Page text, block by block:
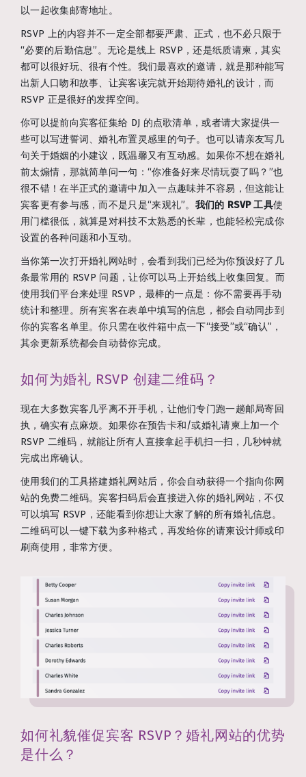
以一起收集邮寄地址。
RSVP 上的内容并不一定全部都要严肃、正式，也不必只限于
“必要的后勤信息”。无论是线上 RSVP，还是纸质请柬，其实
都可以很好玩、很有个性。我们最喜欢的邀请，就是那种能写
出新人口吻和故事、让宾客读完就开始期待婚礼的设计，而
RSVP 正是很好的发挥空间。
你可以提前向宾客征集给 DJ 的点歌清单，或者请大家提供一
些可以写进誓词、婚礼布置灵感里的句子。也可以请亲友写几
句关于婚姻的小建议，既温馨又有互动感。如果你不想在婚礼
前太煽情，那就简单问一句：“你准备好来尽情玩耍了吗？”也
很不错！在半正式的邀请中加入一点趣味并不容易，但这能让
宾客更有参与感，而不是只是“来观礼”。 我们的 RSVP 工具使
用门槛很低，就算是对科技不太熟悉的长辈，也能轻松完成你
设置的各种问题和小互动。
当你第一次打开婚礼网站时，会看到我们已经为你预设好了几
条最常用的 RSVP 问题，让你可以马上开始线上收集回复。而
使用我们平台来处理 RSVP，最棒的一点是：你不需要再手动
统计和整理。所有宾客在表单中填写的信息，都会自动同步到
你的宾客名单里。你只需在收件箱中点一下“接受”或“确认”，
其余更新系统都会自动替你完成。
如何为婚礼 RSVP 创建二维码？
现在大多数宾客几乎离不开手机，让他们专门跑一趟邮局寄回
执，确实有点麻烦。如果你在预告卡和/或婚礼请柬上加一个
RSVP 二维码，就能让所有人直接拿起手机扫一扫，几秒钟就
完成出席确认。
使用我们的工具搭建婚礼网站后，你会自动获得一个指向你网
站的免费二维码。宾客扫码后会直接进入你的婚礼网站，不仅
可以填写 RSVP，还能看到你想让大家了解的所有婚礼信息。
二维码可以一键下载为多种格式，再发给你的请柬设计师或印
刷商使用，非常方便。
如何礼貌催促宾客 RSVP？婚礼网站的优势
是什么？